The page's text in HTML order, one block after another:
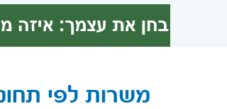
משרות לפי